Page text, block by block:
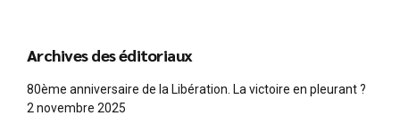
Archives des éditoriaux
80ème anniversaire de la Libération. La victoire en pleurant ?
2 novembre 2025